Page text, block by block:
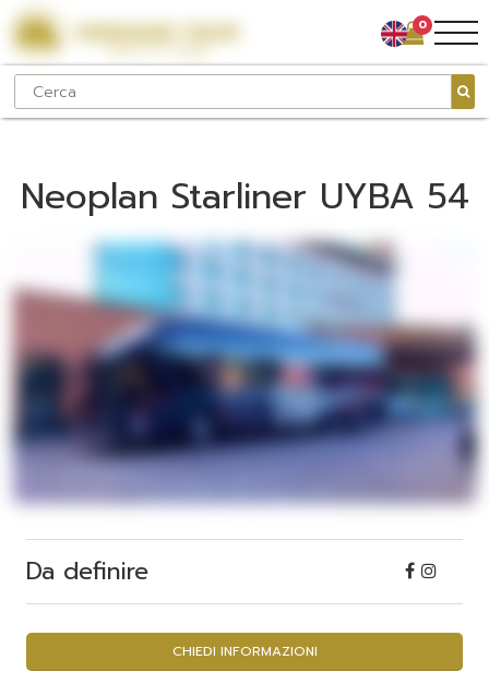
0
Neoplan Starliner UYBA 54
Da definire
CHIEDI INFORMAZIONI